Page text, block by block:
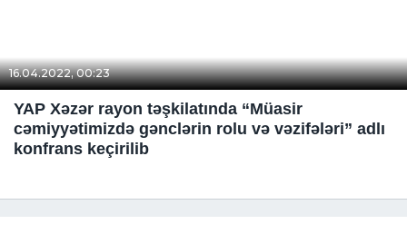
16.04.2022, 00:23
YAP Xəzər rayon təşkilatında “Müasir
cəmiyyətimizdə gənclərin rolu və vəzifələri” adlı
konfrans keçirilib